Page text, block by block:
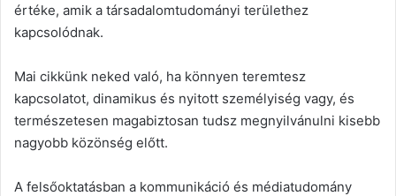
értéke, amik a társadalomtudományi területhez
kapcsolódnak.
Mai cikkünk neked való, ha könnyen teremtesz
kapcsolatot, dinamikus és nyitott személyiség vagy, és
természetesen magabiztosan tudsz megnyilvánulni kisebb
nagyobb közönség előtt.
A felsőoktatásban a kommunikáció és médiatudomány